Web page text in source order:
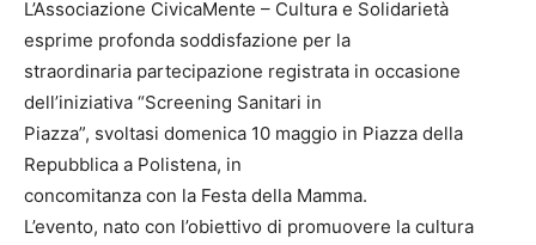
L’Associazione CivicaMente – Cultura e Solidarietà
esprime profonda soddisfazione per la
straordinaria partecipazione registrata in occasione
dell’iniziativa “Screening Sanitari in
Piazza”, svoltasi domenica 10 maggio in Piazza della
Repubblica a Polistena, in
concomitanza con la Festa della Mamma.
L’evento, nato con l’obiettivo di promuovere la cultura